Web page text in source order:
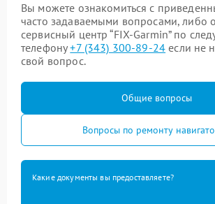
Вы можете ознакомиться с
часто задаваемыми вопросами, либо
сервисный центр “FIX-Garmin” по
телефону+7 (343) 300-89-24 если не
свой вопрос.
Общие вопросы
Вопросы по ремонту
Какие документы вы предоставляете?